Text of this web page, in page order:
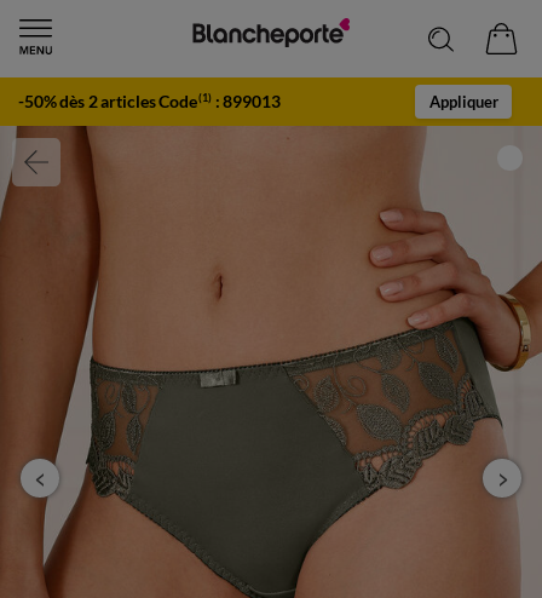
-50% dès 2 articles Code(1) :899013 Appliquer